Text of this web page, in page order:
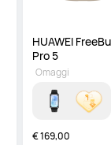
HUAWEI
€ 169,00
Omaggi